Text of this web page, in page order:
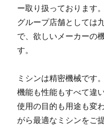
ー取り扱っております。
グループ店舗としては
で、欲しいメーカーの
す。
ミシンは精密機械です。
機能も性能もすべて違
使用の目的も用途も変
がら最適なミシンをご